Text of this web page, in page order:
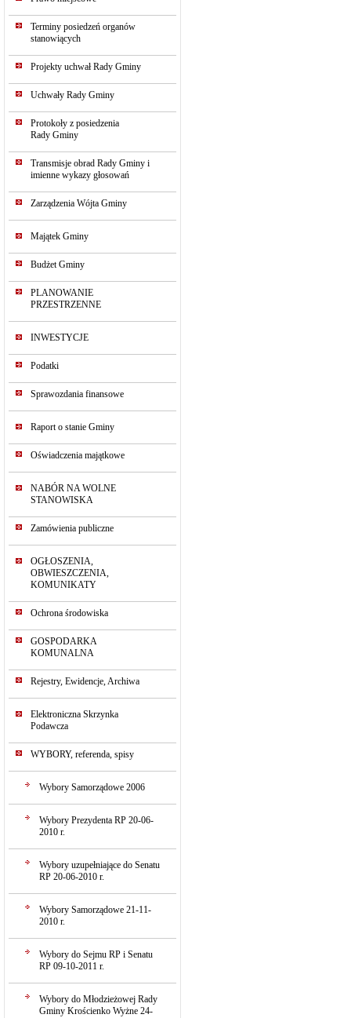
Terminy posiedzeń organów
stanowiących
Projekty uchwał Rady Gminy
Uchwały Rady Gminy
Protokoły z posiedzenia
Rady Gminy
Transmisje obrad Rady Gminy i
imienne wykazy głosowań
Zarządzenia Wójta Gminy
Majątek Gminy
Budżet Gminy
PLANOWANIE
PRZESTRZENNE
INWESTYCJE
Podatki
Sprawozdania finansowe
Raport o stanie Gminy
Oświadczenia majątkowe
NABÓR NA WOLNE
STANOWISKA
Zamówienia publiczne
OGŁOSZENIA,
OBWIESZCZENIA,
KOMUNIKATY
Ochrona środowiska
GOSPODARKA
KOMUNALNA
Rejestry, Ewidencje, Archiwa
Elektroniczna Skrzynka
Podawcza
WYBORY, referenda, spisy
Wybory Samorządowe 2006
Wybory Prezydenta RP 20-06-
2010 r.
Wybory uzupełniające do Senatu
RP 20-06-2010 r.
Wybory Samorządowe 21-11-
2010 r.
Wybory do Sejmu RP i Senatu
RP 09-10-2011 r.
Wybory do Młodzieżowej Rady
Gminy Krościenko Wyżne 24-